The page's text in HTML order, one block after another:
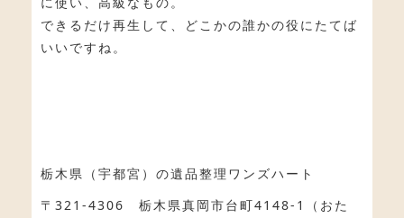
できるだけ再生して、どこかの誰かの役にたてば
いいですね。
栃木県（宇都宮）の遺品整理ワンズハート
〒321-4306 栃木県真岡市台町4148-1（おた